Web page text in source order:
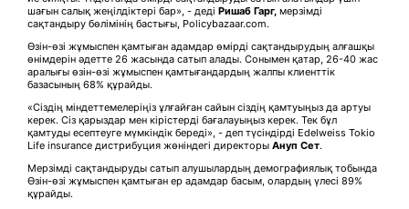
шағын салық жеңілдіктері бар», - деді Ришаб Гарг, мерзімді
сақтандыру бөлімінің бастығы, Policybazaar.com.
Өзін-өзі жұмыспен қамтыған адамдар өмірді сақтандырудың алғашқы
өнімдерін әдетте 26 жасында сатып алады. Сонымен қатар, 26-40 жас
аралығы өзін-өзі жұмыспен қамтығандардың жалпы клиенттік
базасының 68% құрайды.
«Сіздің міндеттемелеріңіз ұлғайған сайын сіздің қамтуыңыз да артуы
керек. Сіз қарыздар мен кірістерді бағалауыңыз керек. Тек бұл
қамтуды есептеуге мүмкіндік береді», - деп түсіндірді Edelweiss Tokio
Life insurance дистрибуция жөніндегі директоры Ануп Сет.
Мерзімді сақтандыруды сатып алушылардың демографиялық тобында
Өзін-өзі жұмыспен қамтыған ер адамдар басым, олардың үлесі 89%
құрайды.